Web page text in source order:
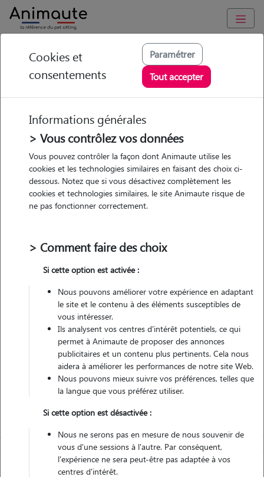
Animaute Nouvelle Aquitaine Gironde/Bouliac
Paloma - Petsitter à
Bouliac
• 27 ans
Véhiculé
Contacter
L'envoi d'une demande est sans engagement
Cookies et
consentements
Paramétrer
Tout accepter
Informations générales
> Vous contrôlez vos données
Vous pouvez contrôler la façon dont Animaute utilise les
cookies et les technologies similaires en faisant des choix ci-
dessous. Notez que si vous désactivez complètement les
cookies et technologies similaires, le site Animaute risque de
ne pas fonctionner correctement.
> Comment faire des choix
Si cette option est activée :
Nous pouvons améliorer votre expérience en adaptant
le site et le contenu à des éléments susceptibles de
vous intéresser.
Ils analysent vos centres d'intérêt potentiels, ce qui
permet à Animaute de proposer des annonces
publicitaires et un contenu plus pertinents. Cela nous
aidera à améliorer les performances de notre site Web.
Nous pouvons mieux suivre vos préférences, telles que
la langue que vous préférez utiliser.
Si cette option est désactivée :
Nous ne serons pas en mesure de nous souvenir de
vous d'une sessions à l'autre. Par conséquent,
l'expérience ne sera peut-être pas adaptée à vos
centres d'intérêt.